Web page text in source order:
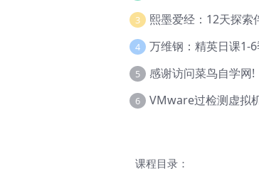
3
4
5 感谢访问菜鸟自学网!
6
课程目录：